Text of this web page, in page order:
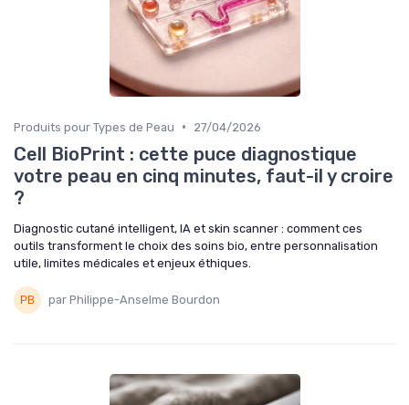
Produits pour Types de Peau • 27/04/2026
Cell BioPrint : cette puce diagnostique
votre peau en cinq minutes, faut-il y croire
?
Diagnostic cutané intelligent, IA et skin scanner : comment ces
outils transforment le choix des soins bio, entre personnalisation
utile, limites médicales et enjeux éthiques.
par Philippe-Anselme Bourdon